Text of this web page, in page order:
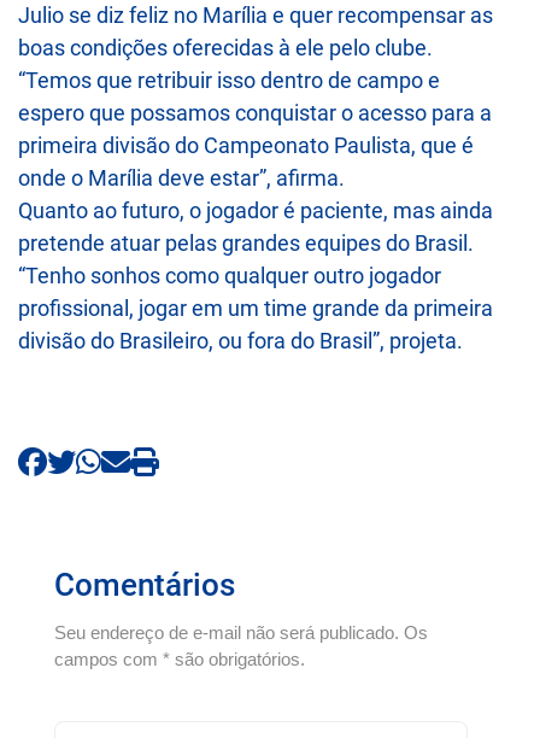
Julio se diz feliz no Marília e quer recompensar as
boas condições oferecidas à ele pelo clube.
“Temos que retribuir isso dentro de campo e
espero que possamos conquistar o acesso para a
primeira divisão do Campeonato Paulista, que é
onde o Marília deve estar”, afirma.
Quanto ao futuro, o jogador é paciente, mas ainda
pretende atuar pelas grandes equipes do Brasil.
“Tenho sonhos como qualquer outro jogador
profissional, jogar em um time grande da primeira
divisão do Brasileiro, ou fora do Brasil”, projeta.
Comentários
Seu endereço de e-mail não será publicado. Os
campos com * são obrigatórios.